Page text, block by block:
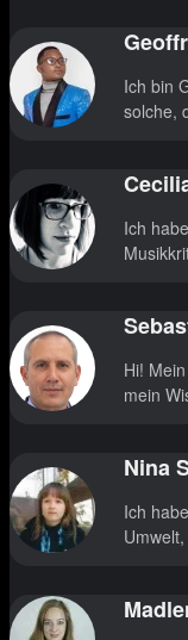
Ich bin
solche,
Ich
Hi!
mein
Nina
Ich